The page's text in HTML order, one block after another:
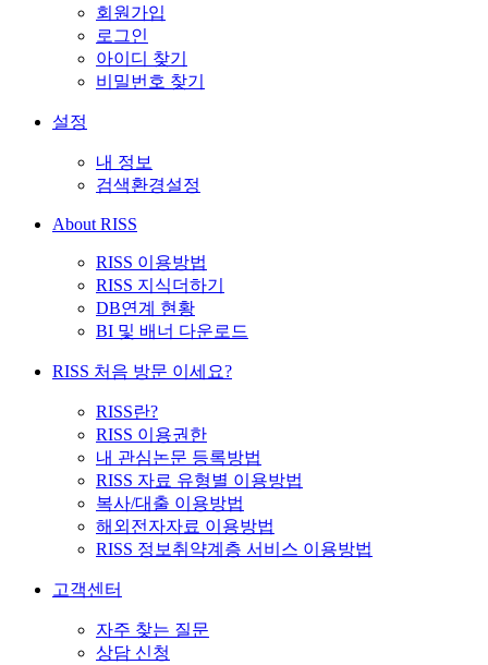
회원가입
로그인
아이디 찾기
비밀번호 찾기
설정
내 정보
검색환경설정
About RISS
RISS 이용방법
RISS 지식더하기
DB연계 현황
BI 및 배너 다운로드
RISS 처음 방문 이세요?
RISS란?
RISS 이용권한
내 관심논문 등록방법
RISS 자료 유형별 이용방법
복사/대출 이용방법
해외전자자료 이용방법
RISS 정보취약계층 서비스 이용방법
고객센터
자주 찾는 질문
상담 신청